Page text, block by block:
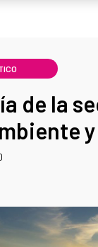
de la